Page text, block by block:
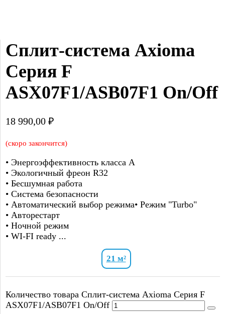
Сплит-система Axioma
Серия F
ASX07F1/ASB07F1 On/Off
18 990,00 ₽
(скоро закончится)
• Энергоэффективность класса А
• Экологичный фреон R32
• Бесшумная работа
• Система безопасности
• Автоматический выбор режима• Режим "Turbo"
• Авторестарт
• Ночной режим
• WI-FI ready ...
21 м²
Количество товара Сплит-система Axioma Серия F
ASX07F1/ASB07F1 On/Off